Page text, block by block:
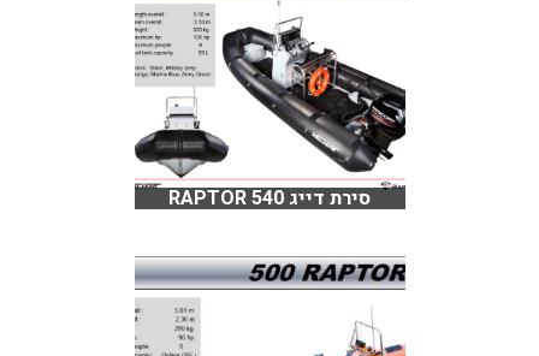
סירת דייג RAPTOR 540